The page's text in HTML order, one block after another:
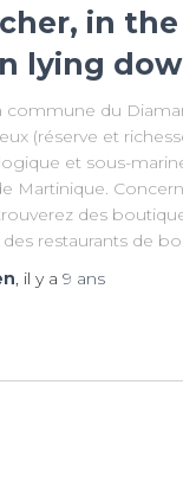
in
lying
du
(réserve et
et sous-
Martinique.
des
restaurants de
, il y a 9 ans